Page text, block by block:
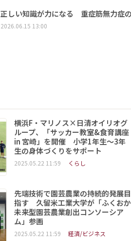
正しい知識が力になる 重症筋無力症
2026.06.15 13:00
横浜F・マリノス×日清オイリオグ
ループ、「サッカー教室&食育講座
in 宮崎」を開催 小学1年生～3年
生の身体づくりをサポート
2025.05.22 11:59 くらし
先端技術で園芸農業の持続的発展目
指す 久留米工業大学が「ふくおか
未来型園芸農業創出コンソーシア
ム」参画
2025.05.22 11:59 経済/ビジネス